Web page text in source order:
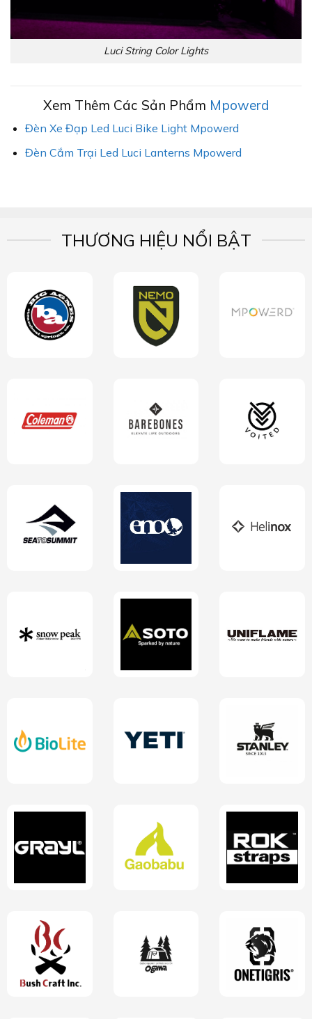
Luci String Color Lights
Xem Thêm Các Sản Phẩm Mpowerd
Đèn Xe Đạp Led Luci Bike Light Mpowerd
Đèn Cắm Trại Led Luci Lanterns Mpowerd
THƯƠNG HIỆU NỔI BẬT